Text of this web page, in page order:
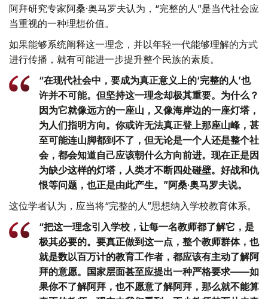
阿拜研究专家阿桑·奥马罗夫认为，“完整的人”是当代社会应
当重视的一种理想价值。
如果能够系统阐释这一理念，并以年轻一代能够理解的方式
进行传播，就有可能进一步提升整个民族的素质。
“在现代社会中，要成为真正意义上的‘完整的人’也
许并不可能。但坚持这一理念却极其重要。为什么？
因为它就像远方的一座山，又像海岸边的一座灯塔，
为人们指明方向。你或许无法真正登上那座山峰，甚
至可能连山脚都到不了，但无论是一个人还是整个社
会，都会知道自己应该朝什么方向前进。现在正是因
为缺少这样的灯塔，人类才不断四处碰壁。好战和仇
恨等问题，也正是由此产生。”阿桑·奥马罗夫说。
这位学者认为，应当将“完整的人”思想纳入学校教育体系。
“把这一理念引入学校，让每一名教师都了解它，是
极其必要的。要真正做到这一点，整个教师群体，也
就是数以百万计的教育工作者，都应该有主动了解阿
拜的意愿。国家层面甚至应提出一种严格要求——如
果你不了解阿拜，也不愿意了解阿拜，那么就不能算